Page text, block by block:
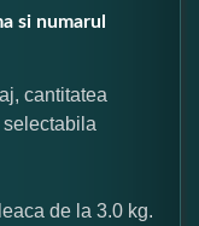
si numarul
cantitatea
de la 3.0 kg.